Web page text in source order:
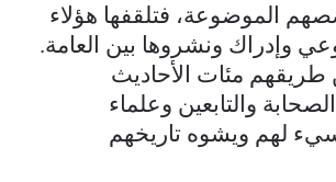
الموضوعة، فتلقفها هؤلاء
وإدراك ونشروها بين العامة.
طريقهم مئات الأحاديث
والتابعين وعلماء
لهم ويشوه تاريخهم